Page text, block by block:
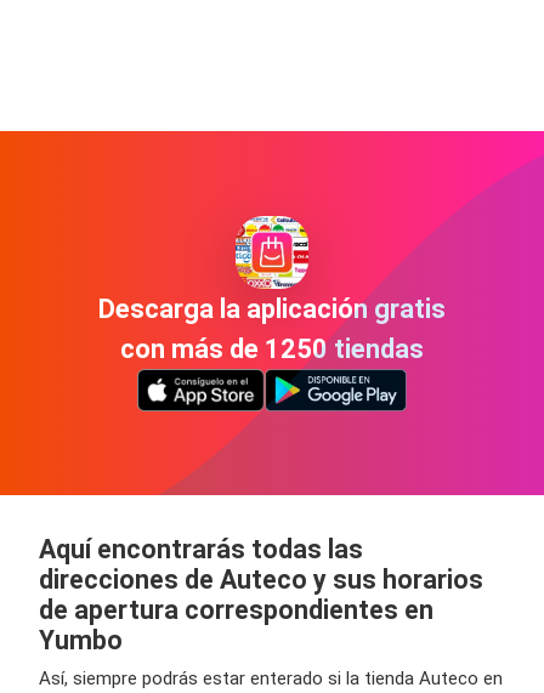
Descarga la aplicación gratis
con más de 1250 tiendas
Aquí encontrarás todas las
direcciones de Auteco y sus horarios
de apertura correspondientes en
Yumbo
Así, siempre podrás estar enterado si la tienda Auteco en